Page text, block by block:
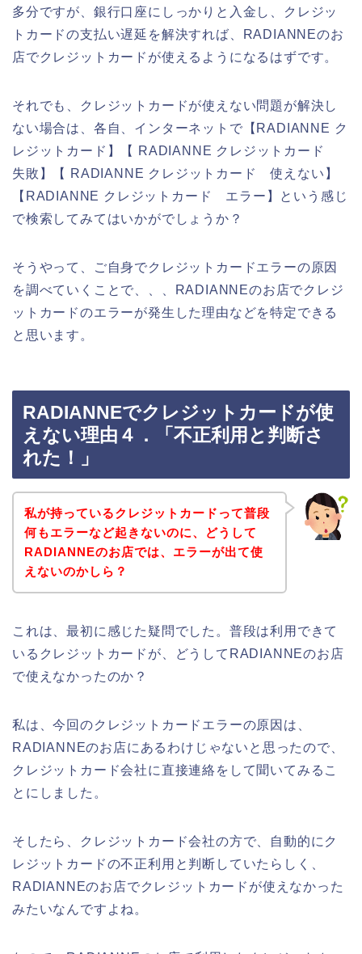
多分ですが、銀行口座にしっかりと入金し、クレジッ
トカードの支払い遅延を解決すれば、RADIANNEのお
店でクレジットカードが使えるようになるはずです。
それでも、クレジットカードが使えない問題が解決し
ない場合は、各自、インターネットで【RADIANNE ク
レジットカード】【 RADIANNE クレジットカード
失敗】【 RADIANNE クレジットカード 使えない】
【RADIANNE クレジットカード エラー】という感じ
で検索してみてはいかがでしょうか？
そうやって、ご自身でクレジットカードエラーの原因
を調べていくことで、、、RADIANNEのお店でクレジ
ットカードのエラーが発生した理由などを特定できる
と思います。
RADIANNEでクレジットカードが使
えない理由４．「不正利用と判断さ
れた！」
私が持っているクレジットカードって普段
何もエラーなど起きないのに、どうして
RADIANNEのお店では、エラーが出て使
えないのかしら？
これは、最初に感じた疑問でした。普段は利用できて
いるクレジットカードが、どうしてRADIANNEのお店
で使えなかったのか？
私は、今回のクレジットカードエラーの原因は、
RADIANNEのお店にあるわけじゃないと思ったので、
クレジットカード会社に直接連絡をして聞いてみるこ
とにしました。
そしたら、クレジットカード会社の方で、自動的にク
レジットカードの不正利用と判断していたらしく、
RADIANNEのお店でクレジットカードが使えなかった
みたいなんですよね。